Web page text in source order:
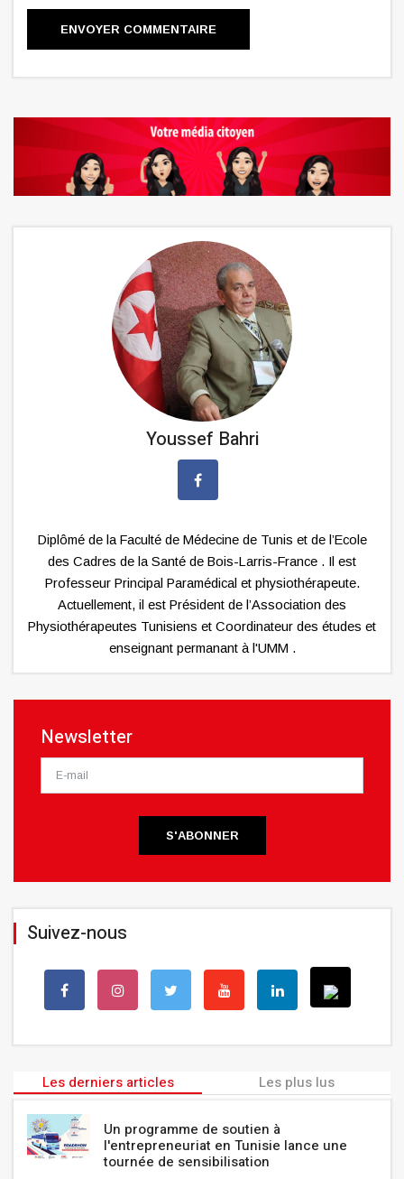
ENVOYER COMMENTAIRE
Youssef Bahri
Diplômé de la Faculté de Médecine de Tunis et de l’Ecole
des Cadres de la Santé de Bois-Larris-France . Il est
Professeur Principal Paramédical et physiothérapeute.
Actuellement, il est Président de l’Association des
Physiothérapeutes Tunisiens et Coordinateur des études et
enseignant permanant à l'UMM .
Newsletter
S'ABONNER
Suivez-nous
Les derniers articles Les plus lus
Un programme de soutien à
l'entrepreneuriat en Tunisie lance une
tournée de sensibilisation